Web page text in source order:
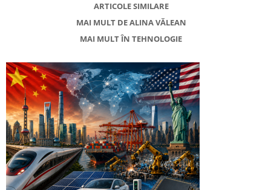
ARTICOLE SIMILARE
MAI MULT DE ALINA VĂLEAN
MAI MULT ÎN TEHNOLOGIE